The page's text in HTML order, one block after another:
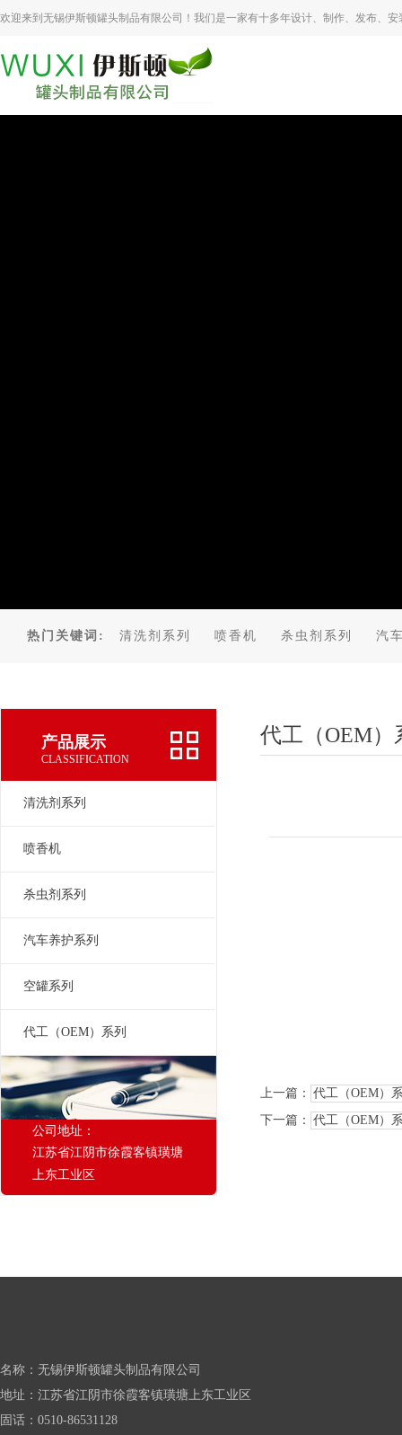
欢迎来到无锡伊斯顿罐头制品有限公司！我们是一家有十多年设计、制作、发布、
热门关键词: 清洗剂系列 喷香机 杀虫剂系列 汽
产品展示
CLASSIFICATION
清洗剂系列
喷香机
杀虫剂系列
汽车养护系列
空罐系列
代工（OEM）系列
公司地址：
江苏省江阴市徐霞客镇璜塘
上东工业区
代工（OEM）
上一篇： 代工（OEM）
下一篇： 代工（OEM）
名称：无锡伊斯顿罐头制品有限公司
地址：江苏省江阴市徐霞客镇璜塘上东工业区
固话：0510-86531128